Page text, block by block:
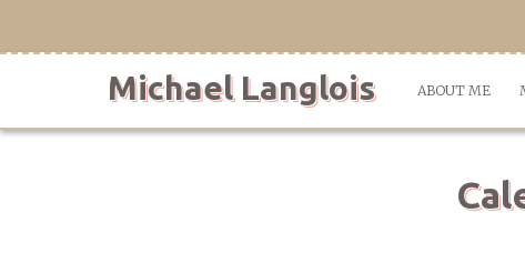
Michael Langlois ABOUT ME